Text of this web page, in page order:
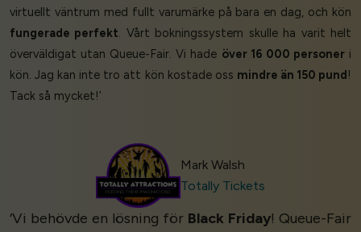
virtuellt väntrum med fullt varumärke på bara en dag, och kön
fungerade perfekt. Vårt bokningssystem skulle ha varit helt
överväldigat utan Queue-Fair. Vi hade över 16 000 personeri
kön. Jag kan inte tro att kön kostade oss mindre än 150 pund!
Tack så mycket!’
Mark Walsh
Totally Tickets
‘Vi behövde en lösning för Black Friday! Queue-Fair